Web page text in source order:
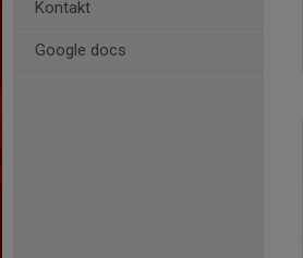
Kontakt
Google docs